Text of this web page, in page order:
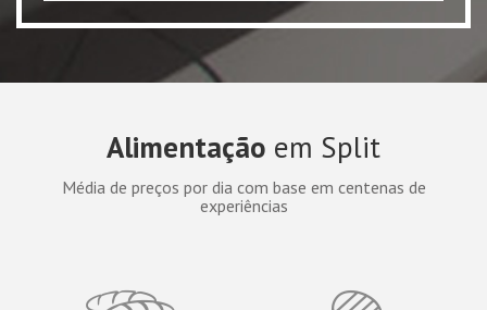
Alimentação em Split
Média de preços por dia com base em centenas de
experiências